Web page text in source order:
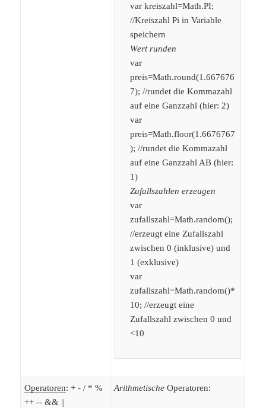
var kreiszahl=Math.PI;
//Kreiszahl Pi in Variable
speichern
Wert runden
var
preis=Math.round(1.667676
7); //rundet die Kommazahl
auf eine Ganzzahl (hier: 2)
var
preis=Math.floor(1.6676767
); //rundet die Kommazahl
auf eine Ganzzahl AB (hier:
1)
Zufallszahlen erzeugen
var
zufallszahl=Math.random();
//erzeugt eine Zufallszahl
zwischen 0 (inklusive) und
1 (exklusive)
var
zufallszahl=Math.random()*
10; //erzeugt eine
Zufallszahl zwischen 0 und
<10
Operatoren: + - / * %
++ -- && ||
Arithmetische Operatoren: